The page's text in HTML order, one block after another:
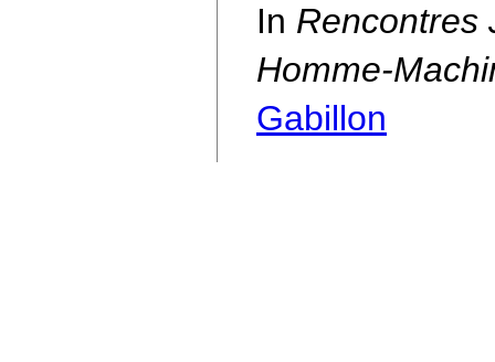
In Rencontres
Homme-
Gabillon